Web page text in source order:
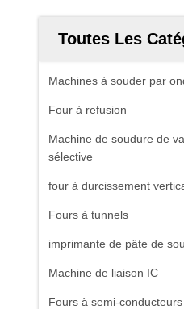
Toutes Les
Machines à souder par
Four à refusion
Machine de soudure de
sélective
four à durcissement
Fours à tunnels
imprimante de pâte de
Machine de liaison IC
Fours à semi-conducteurs